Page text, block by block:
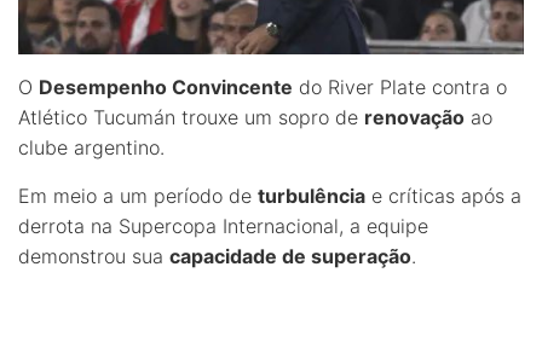
O Desempenho Convincente do River Plate contra o
Atlético Tucumán trouxe um sopro de renovação ao
clube argentino.
Em meio a um período de turbulência e críticas após a
derrota na Supercopa Internacional, a equipe
demonstrou sua capacidade de superação.